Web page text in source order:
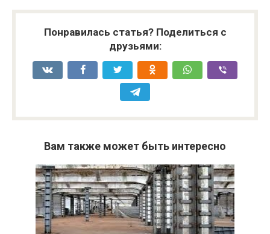
Понравилась статья? Поделиться с
друзьями:
Вам также может быть интересно